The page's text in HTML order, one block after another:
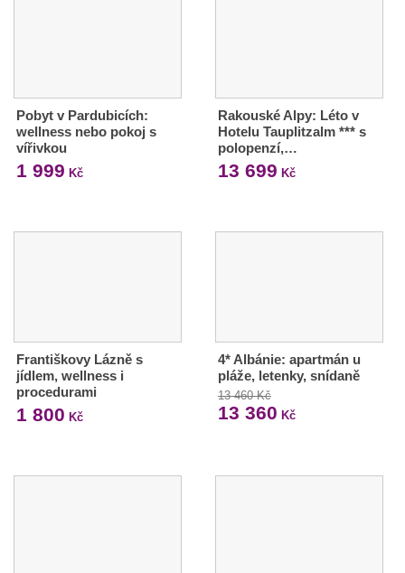
Pobyt v Pardubicích:
wellness nebo pokoj s
vířivkou
1 999 Kč
Rakouské Alpy: Léto v
Hotelu Tauplitzalm *** s
polopenzí,…
13 699 Kč
Františkovy Lázně s
jídlem, wellness i
procedurami
1 800 Kč
4* Albánie: apartmán u
pláže, letenky, snídaně
13 460 Kč
13 360 Kč